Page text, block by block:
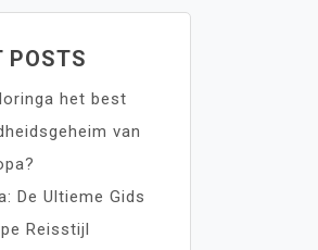
POSTS
het best
van
De Ultieme Gids
Reisstijl